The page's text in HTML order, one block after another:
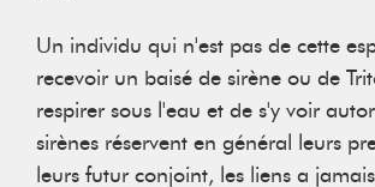
U n individu qui n'est pas de cette
recevoir un baisé de sirène ou de
respirer sous l'eau et de s'y voir
sirènes réservent en général leurs
leurs futur conjoint, les liens a